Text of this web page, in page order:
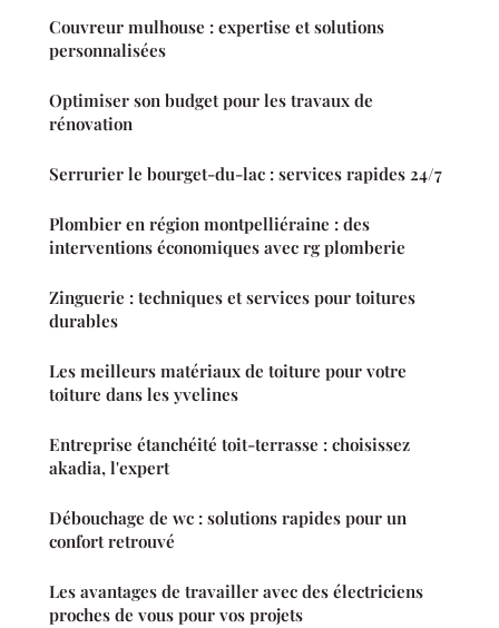
Couvreur mulhouse : expertise et solutions
personnalisées
Optimiser son budget pour les travaux de
rénovation
Serrurier le bourget-du-lac : services rapides 24/7
Plombier en région montpelliéraine : des
interventions économiques avec rg plomberie
Zinguerie : techniques et services pour toitures
durables
Les meilleurs matériaux de toiture pour votre
toiture dans les yvelines
Entreprise étanchéité toit-terrasse : choisissez
akadia, l'expert
Débouchage de wc : solutions rapides pour un
confort retrouvé
Les avantages de travailler avec des électriciens
proches de vous pour vos projets